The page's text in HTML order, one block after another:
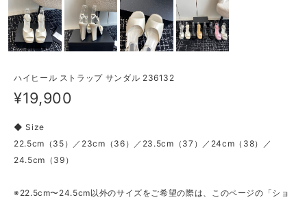
ハイヒール ストラップ サンダル 236132
¥19,900
◆ Size
22.5cm（35）／23cm（36）／23.5cm（37）／24cm（38）／
24.5cm（39）
※22.5cm〜24.5cm以外のサイズをご希望の際は、このページの「ショ